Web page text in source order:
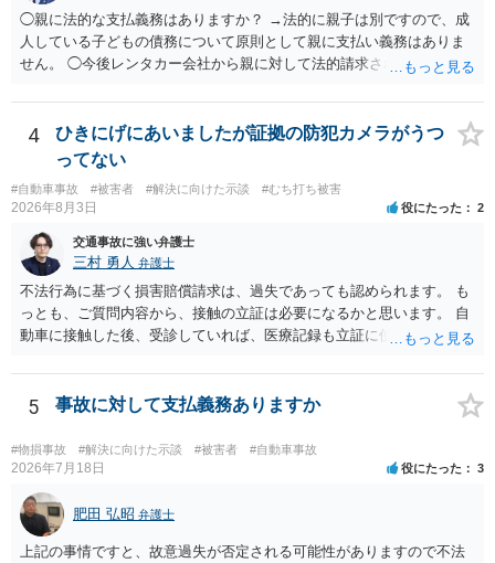
◯親に法的な支払義務はありますか？ →法的に親子は別ですので、成
人している子どもの債務について原則として親に支払い義務はありま
せん。 ◯今後レンタカー会社から親に対して法的請求される可能性は
低いでしょう。 ◯親である私は今後どう対応すべきでしょうか？ →債
権者に対してご自身は支払いを拒み、請求するのであれば本人に対し
て請求するよう言う程度かと思います。
4
ひきにげにあいましたが証拠の防犯カメラがうつ
ってない
#自動車事故 #被害者 #解決に向けた示談 #むち打ち被害
2026年8月3日 役にたった 2
交通事故に強い弁護士
三村 勇人 弁護士
不法行為に基づく損害賠償請求は、過失であっても認められます。 も
っとも、ご質問内容から、接触の立証は必要になるかと思います。 自
動車に接触した後、受診していれば、医療記録も立証に使えるかと思
士にご相談ください。
5 事故に対して支払義務ありますか
#物損事故 #解決に向けた示談 #被害者 #自動車事故
2026年7月18日 役にたった 3
肥田 弘昭 弁護士
上記の事情ですと、故意過失が否定される可能性がありますので不法